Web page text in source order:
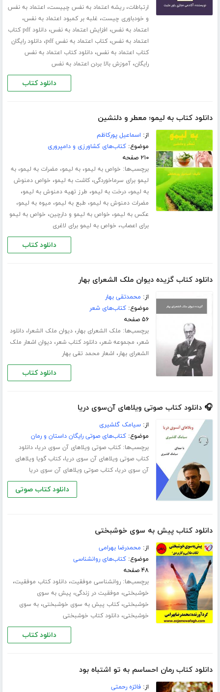
ارتباطات،ریشه اعتماد به نفس چییست، اعتماد به نفس
و خودباوری چیست، غلبه بر کمبود اعتماد به نفس،
اعتماد به نفس، افزایش اعتماد به نفس،
دانلود pdf کتاب
اعتماد به نفس،کتاب اعتماد به نفس pdf ،دانلود رایگان
کتاب اعتماد به نفس،دانلود کتاب اعتماد به نفس
رایگان،آموزش بالا بردن اعتماد به نفس
دانلود کتاب
دانلود کتاب به لیمو؛ معطر و دلنشین
از: اسماعیل پورکاظم
موضوع:کتاب‌های کشاورزی و دامپروری
۲۱۰ صفحه
برچسب‌ها: خواص به لیمو،به لیمو، مضرات به لیمو،به
لیمو برای سرماخوردگی،کاشت به لیمو، خواص دمنوش
به لیمو،درخت به لیمو، طرز تهیه دمنوش به لیمو،
مضرات دمنوش به لیمو، طبع به لیمو، میوه به لیمو،
عکس به لیمو، خواص به لیمو و دارچین، خواص به لیمو
برای اعصاب، خواص به لیمو برای لاغری
دانلود کتاب
دانلود کتاب گزیده دیوان ملک الشعرای بهار
از: محمدتقی بهار
موضوع:کتاب‌های شعر
۵۶ صفحه
برچسب‌ها: ملک الشعرای بهار،دیوان ملک الشعرا،دانلود
شعر، مجموعه شعر،دانلود کتاب شعر،دیوان اشعار ملک
الشعرای بهار، اشعار محمد تقی بهار
دانلود کتاب
🎧 دانلود کتاب صوتی ویلاهای آن‌سوی دریا
از:سیامک گلشیری
موضوع:کتاب‌های صوتی رایگان داستان و رمان
برچسب‌ها:کتاب صوتی ویلاهای آن سوی دریا،دانلود
کتاب صوتی ویلاهای آن سوی دریا،کتاب گویا ویلاهای
آن سوی دریا،کتاب صوتی ویلاهای آن سوی دریا
دانلود کتاب صوتی
دانلود کتاب پیش به سوی خوشبختی
از: محمدرضا بهرامی
موضوع:کتاب‌های روانشناسی
۴۸ صفحه
برچسب‌ها:روانشناسی موفقیت،دانلود کتاب موفقیت،
خوشبختی، موفقیت در زندگی، پیش به سوی
خوشبختی،کتاب پیش به سوی خوشبختی،به سوی
خوشبختی،دانلود کتاب خوشبختی
دانلود کتاب
دانلود کتاب رمان احساسم به تو اشتباه بود
از:فائزه رحمتی